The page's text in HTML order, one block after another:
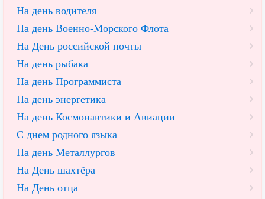
На день водителя
На день Военно-Морского Флота
На День российской почты
На день рыбака
На день Программиста
На день энергетика
На день Космонавтики и Авиации
С днем родного языка
На день Металлургов
На День шахтёра
На День отца